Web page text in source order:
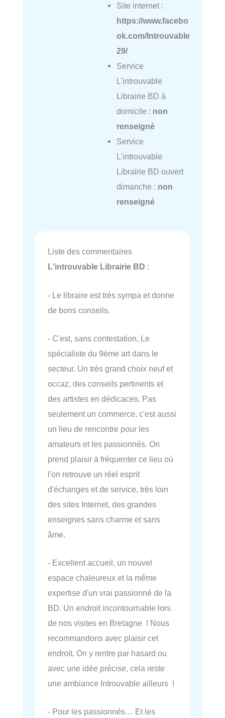
Site internet :
https://www.facebo
ok.com/Introuvable
29/
Service
L'introuvable
Librairie BD à
domicile : non
renseigné
Service
L'introuvable
Librairie BD ouvert
dimanche : non
renseigné
Liste des commentaires
L'introuvable Librairie BD :
- Le libraire est très sympa et donne
de bons conseils.
- C'est, sans contestation, Le
spécialiste du 9ème art dans le
secteur. Un très grand choix neuf et
occaz, des conseils pertinents et
des artistes en dédicaces. Pas
seulement un commerce, c'est aussi
un lieu de rencontre pour les
amateurs et les passionnés. On
prend plaisir à fréquenter ce lieu où
l'on retrouve un réel esprit
d'échanges et de service, très loin
des sites Internet, des grandes
enseignes sans charme et sans
âme.
- Excellent accueil, un nouvel
espace chaleureux et la même
expertise d'un vrai passionné de la
BD. Un endroit incontournable lors
de nos visites en Bretagne ! Nous
recommandons avec plaisir cet
endroit. On y rentre par hasard ou
avec une idée précise, cela reste
une ambiance Introuvable ailleurs !
- Pour les passionnés… Et les